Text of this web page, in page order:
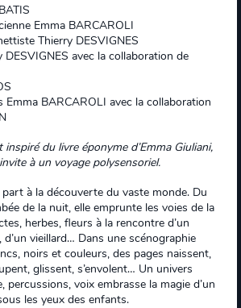
Emma BARCAROLI
Thierry DESVIGNES
avec la collaboration de
Emma BARCAROLI avec la collaboration
du livre éponyme d’Emma Giuliani,
à un voyage polysensoriel.
à la découverte du vaste monde. Du
de la nuit, elle emprunte les voies de la
herbes, fleurs à la rencontre d’un
d’un vieillard… Dans une scénographie
noirs et couleurs, des pages naissent,
glissent, s’envolent… Un univers
percussions, voix embrasse la magie d’un
les yeux des enfants.